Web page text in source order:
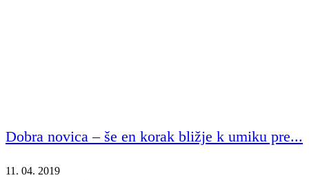
Dobra novica – še en korak bližje k umiku pre...
11. 04. 2019